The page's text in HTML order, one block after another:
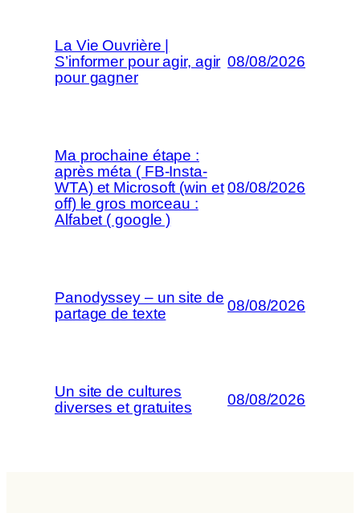
La Vie Ouvrière |
S’informer pour agir, agir
pour gagner
08/08/2026
Ma prochaine étape :
après méta ( FB-Insta-
WTA) et Microsoft (win et
off) le gros morceau :
Alfabet ( google )
08/08/2026
Panodyssey – un site de
partage de texte
08/08/2026
Un site de cultures
diverses et gratuites
08/08/2026